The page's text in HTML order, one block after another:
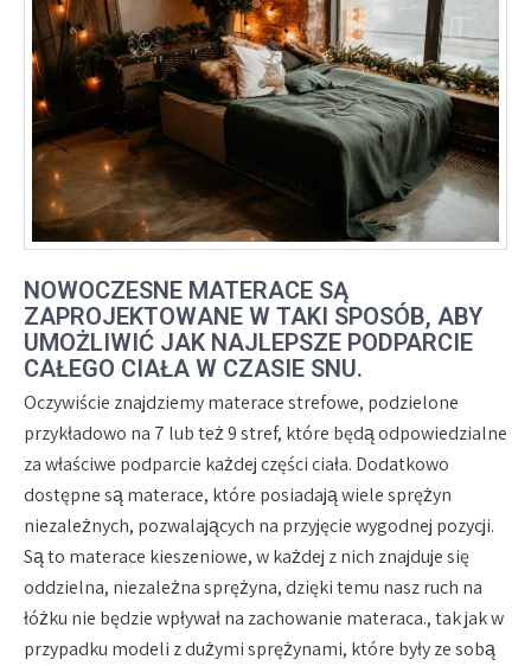
NOWOCZESNE MATERACE SĄ
ZAPROJEKTOWANE W TAKI SPOSÓB, ABY
UMOŻLIWIĆ JAK NAJLEPSZE PODPARCIE
CAŁEGO CIAŁA W CZASIE SNU.
Oczywiście znajdziemy materace strefowe, podzielone
przykładowo na 7 lub też 9 stref, które będą odpowiedzialne
za właściwe podparcie każdej części ciała. Dodatkowo
dostępne są materace, które posiadają wiele sprężyn
niezależnych, pozwalających na przyjęcie wygodnej pozycji.
Są to materace kieszeniowe, w każdej z nich znajduje się
oddzielna, niezależna sprężyna, dzięki temu nasz ruch na
łóżku nie będzie wpływał na zachowanie materaca., tak jak w
przypadku modeli z dużymi sprężynami, które były ze sobą